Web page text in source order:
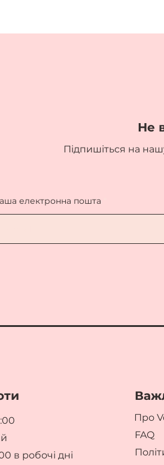
Не
Підпишіться на
електронна пошта
в робочі дні
Про
FAQ